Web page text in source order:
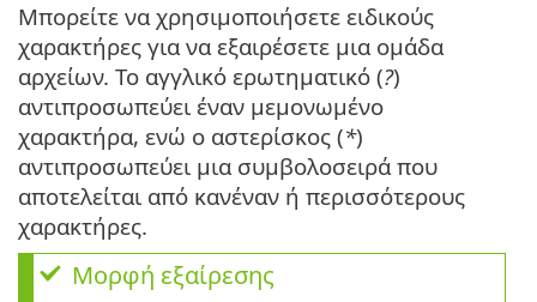
Μπορείτε να χρησιμοποιήσετε ειδικούς
χαρακτήρες για να εξαιρέσετε μια ομάδα
αρχείων. Το αγγλικό ερωτηματικό (?)
αντιπροσωπεύει έναν μεμονωμένο
χαρακτήρα, ενώ ο αστερίσκος (*)
αντιπροσωπεύει μια συμβολοσειρά που
αποτελείται από κανέναν ή περισσότερους
χαρακτήρες.
Μορφή εξαίρεσης